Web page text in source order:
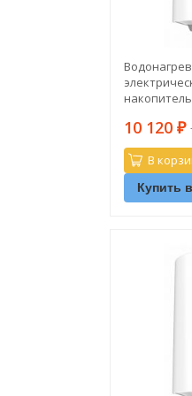
10 120 ₽
В
Купить